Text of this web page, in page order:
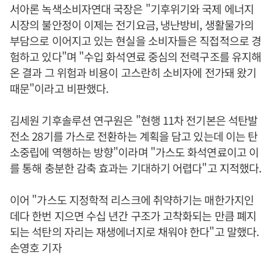
서아론 녹색소비자연대 국장은 "기후위기와 국제 에너지
시장의 불안정이 이제는 전기요금, 냉난방비, 생활물가의
부담으로 이어지고 있는 현실을 소비자들은 직접적으로 경
험하고 있다"며 "수입 화석연료 중심의 전력구조를 유지해
온 결과 그 위험과 비용이 고스란히 소비자에 전가돼 왔기
때문"이라고 비판했다.
김세원 기후솔루션 연구원은 "현행 11차 전기본은 석탄발
전소 28기를 가스로 전환하는 계획을 담고 있는데 이는 탄
소중립에 역행하는 방향"이라며 "가스도 화석연료이고 이
를 통해 충분한 감축 효과는 기대하기 어렵다"고 지적했다.
이어 "가스도 지정학적 리스크에 취약하기는 매한가지인
데다 한번 지으면 수십 년간 구조가 고착화되는 만큼 폐지
되는 석탄의 자리는 재생에너지로 채워야 한다"고 말했다.
손영호 기자